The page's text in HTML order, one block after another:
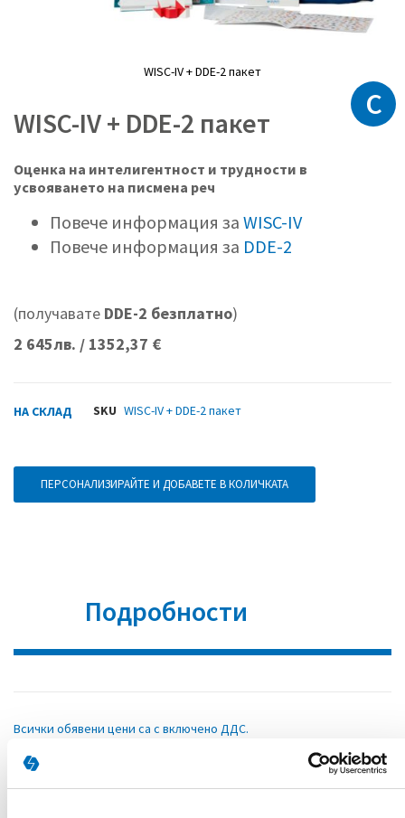
WISC-IV + DDE-2 пакет
към
началото
галерия
със
WISC-IV + DDE-2 пакет
C
Оценка на интелигентност и трудности в
усвояването на писмена реч
Повече информация за WISC-IV
Повече информация за DDE-2
(получавате DDE-2 безплатно)
2 645лв. / 1352,37 €
НА СКЛАД SKU WISC-IV + DDE-2 пакет
ПЕРСОНАЛИЗИРАЙТЕ И ДОБАВЕТЕ В КОЛИЧКАТА
Подробности
Всички обявени цени са с включено ДДС.
Приложени заедно
цялостната психологична